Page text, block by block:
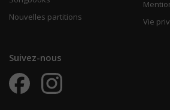
Nouvelles partitions
Vie
Suivez-nous